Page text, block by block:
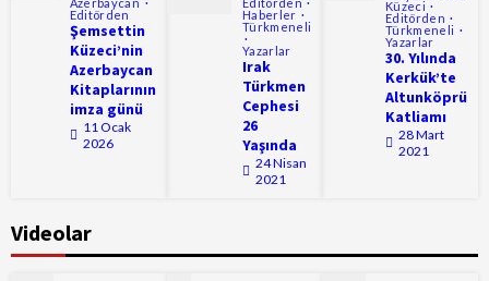
Editörden
Şemsettin
Küzeci’nin
Azerbaycan
Kitaplarının
imza günü
11 Ocak
2026
Haberler
Türkmeneli
Yazarlar
Irak
Türkmen
Cephesi
26
Yaşında
24 Nisan
2021
Küzeci
Editörden
Türkmeneli
Yazarlar
30. Yılında
Kerkük’te
Altunköprü
Katliamı
28 Mart
2021
Videolar